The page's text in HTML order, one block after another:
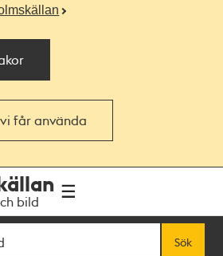
får använda
bild
Sök